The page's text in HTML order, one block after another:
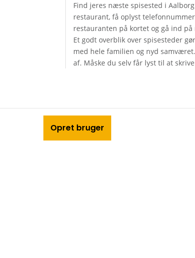
Find jeres næste spisested i
restaurant, få oplyst
restauranten på kortet og gå ind
Et godt overblik over spisesteder
med hele familien og nyd
af. Måske du selv får lyst til at
Skriv din kommentar
Kommentar *
Opret bruger